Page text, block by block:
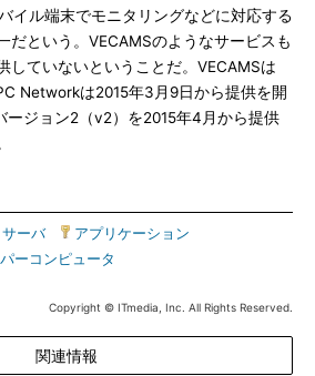
イル端末でモニタリングなどに対応する
だという。VECAMSのようなサービスも
していないということだ。VECAMSは
Networkは2015年3月9日から提供を開
ージョン2（v2）を2015年4月から提供
サーバ| アプリケーション
ーコンピュータ
Copyright © ITmedia, Inc. All Rights Reserved.
関連情報